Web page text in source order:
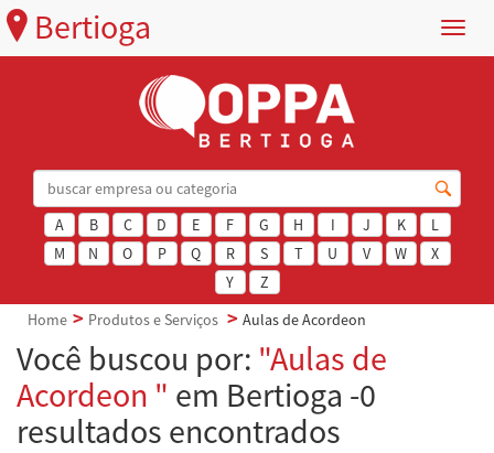
Menu
Bertioga
A B C D E F G H I J K
L
M
N O P Q R S T U V W
X
Y
Z
Home
Produtos e Serviços Aulas de Acordeon
Você buscou por: "Aulas de
Acordeon " em Bertioga -0
resultados encontrados